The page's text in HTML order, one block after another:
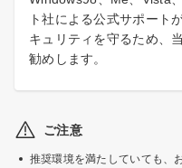
ト社による公式サポート
キュリティを守るため、
勧めします。
ご注意
推奨環境を満たしていても、